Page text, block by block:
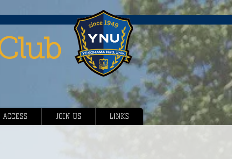
ACCESS JOIN US LINKS